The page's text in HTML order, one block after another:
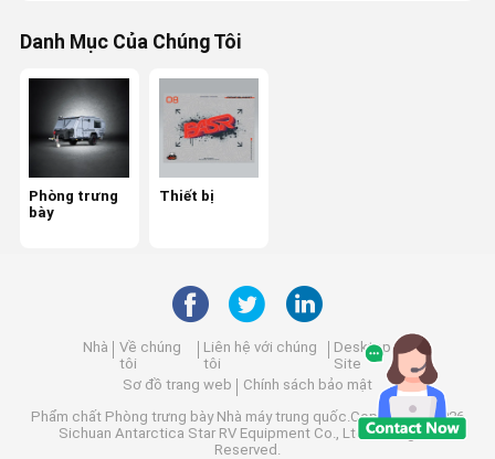
Danh Mục Của Chúng Tôi
Phòng trưng
bày
Thiết bị
Nhà
Về chúng
tôi
Liên hệ với chúng
tôi
Desktop
Site
Sơ đồ trang web
Chính sách bảo mật
Phẩm chất Phòng trưng bàyNhà máy trung quốc.Copyright © 2026
Sichuan Antarctica Star RV Equipment Co., Ltd.. All Rights
Reserved.